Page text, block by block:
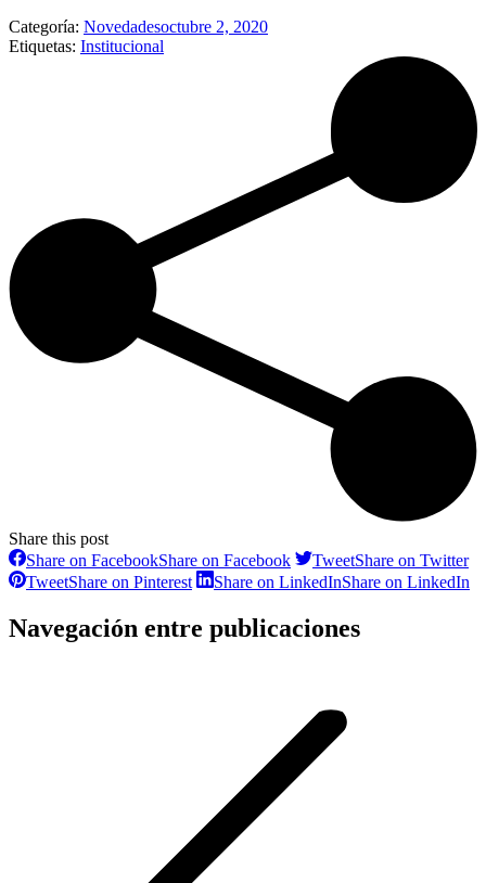
Categoría: Novedadesoctubre 2, 2020
Etiquetas: Institucional
Share this post
Share on FacebookShare on Facebook TweetShare on Twitter
TweetShare on Pinterest Share on LinkedInShare on LinkedIn
Navegación entre publicaciones